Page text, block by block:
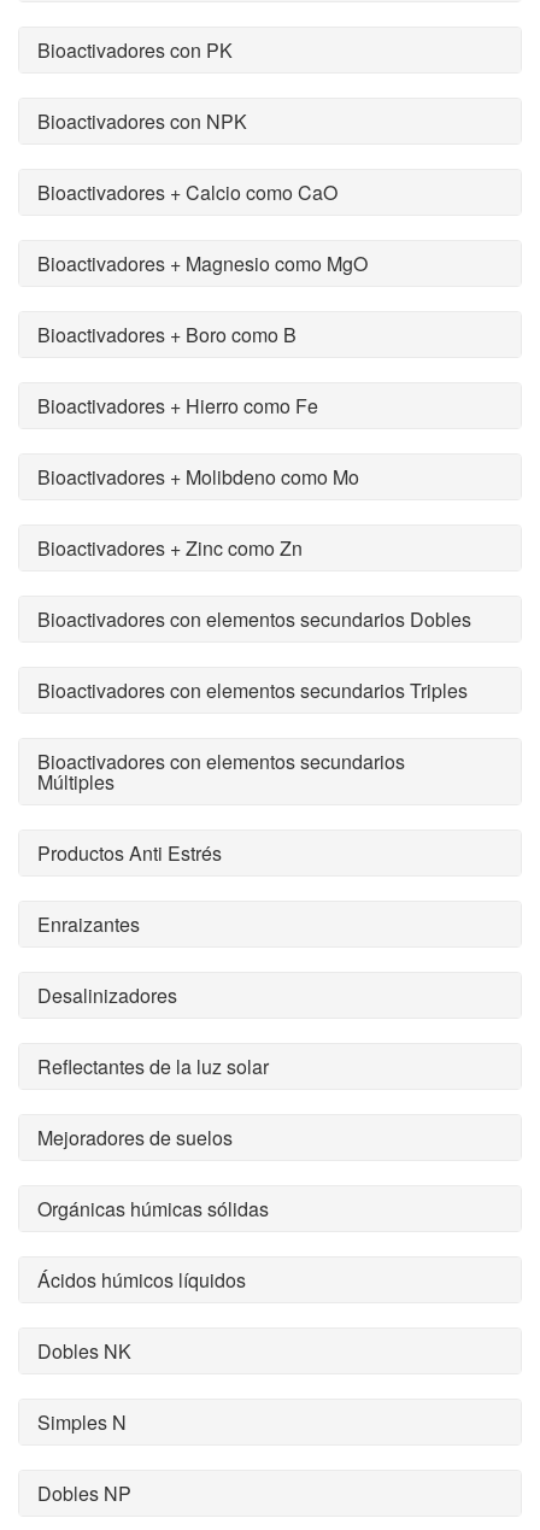
Bioactivadores con PK
Bioactivadores con NPK
Bioactivadores + Calcio como CaO
Bioactivadores + Magnesio como MgO
Bioactivadores + Boro como B
Bioactivadores + Hierro como Fe
Bioactivadores + Molibdeno como Mo
Bioactivadores + Zinc como Zn
Bioactivadores con elementos secundarios Dobles
Bioactivadores con elementos secundarios Triples
Bioactivadores con elementos secundarios
Múltiples
Productos Anti Estrés
Enraizantes
Desalinizadores
Reflectantes de la luz solar
Mejoradores de suelos
Orgánicas húmicas sólidas
Ácidos húmicos líquidos
Dobles NK
Simples N
Dobles NP